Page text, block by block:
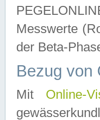
Messwerte
der Beta-
Bezug von
Mit Online-